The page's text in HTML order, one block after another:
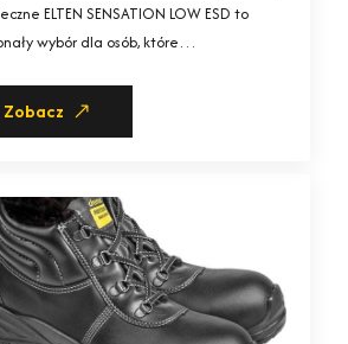
ELTEN SENSATION LOW ESD to
wybór dla osób, które…
Zobacz